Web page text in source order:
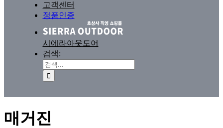
고객센터
정품인증
시에라아웃도어
검색:
매거진